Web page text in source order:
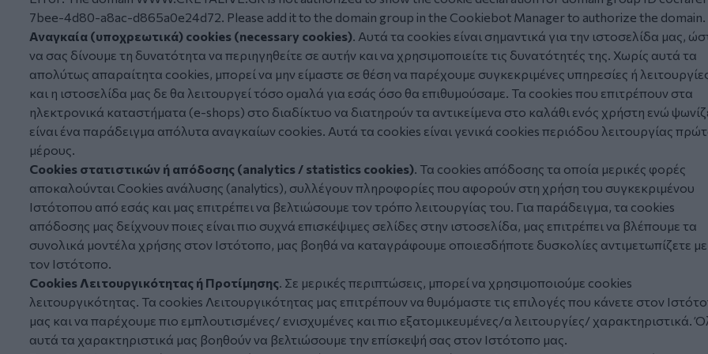
7bee-4d80-a8ac-d865a0e24d72. Please add it to the domain group in the Cookiebot Manager to authorize the domain.
Αναγκαία (υποχρεωτικά) cookies (necessary cookies). Αυτά τα cookies είναι σημαντικά για την ιστοσελίδα μας,
να σας δίνουμε τη δυνατότητα να περιηγηθείτε σε αυτήν και να χρησιμοποιείτε τις δυνατότητές της. Χωρίς αυτά τα
απολύτως απαραίτητα cookies, μπορεί να μην είμαστε σε θέση να παρέχουμε συγκεκριμένες υπηρεσίες ή
και η ιστοσελίδα μας δε θα λειτουργεί τόσο ομαλά για εσάς όσο θα επιθυμούσαμε. Τα cookies που επιτρέπουν στα
ηλεκτρονικά καταστήματα (e-shops) στο διαδίκτυο να διατηρούν τα αντικείμενα στο καλάθι ενός χρήστη ενώ
είναι ένα παράδειγμα απόλυτα αναγκαίων cookies. Αυτά τα cookies είναι γενικά cookies περιόδου λειτουργίας
μέρους.
Cookies στατιστικών ή απόδοσης (analytics / statistics cookies). Τα cookies απόδοσης τα οποία μερικές φορές
αποκαλούνται Cookies ανάλυσης (analytics), συλλέγουν πληροφορίες που αφορούν στη χρήση του συγκεκριμένου
Ιστότοπου από εσάς και μας επιτρέπει να βελτιώσουμε τον τρόπο λειτουργίας του. Για παράδειγμα, τα cookies
απόδοσης μας δείχνουν ποιες είναι πιο συχνά επισκέψιμες σελίδες στην ιστοσελίδα, μας επιτρέπει να βλέπουμε τα
συνολικά μοντέλα χρήσης στον Ιστότοπο, μας βοηθά να καταγράφουμε οποιεσδήποτε δυσκολίες αντιμετωπίζετε με
τον Ιστότοπο.
Cookies Λειτουργικότητας ή Προτίμησης. Σε μερικές περιπτώσεις, μπορεί να χρησιμοποιούμε cookies
λειτουργικότητας. Τα cookies Λειτουργικότητας μας επιτρέπουν να θυμόμαστε τις επιλογές που κάνετε στον
μας και να παρέχουμε πιο εμπλουτισμένες/ ενισχυμένες και πιο εξατομικευμένες/α λειτουργίες/ χαρακτηριστικά.
αυτά τα χαρακτηριστικά μας βοηθούν να βελτιώσουμε την επίσκεψή σας στον Ιστότοπο μας.